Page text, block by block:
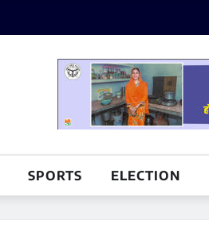
SPORTS ELECTION